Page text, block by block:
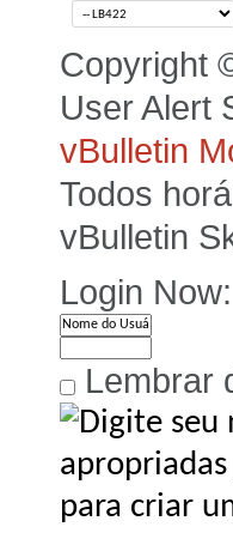
Copyright
User Alert
vBulletin
Todos
vBulletin
Login Now:
Lembrar